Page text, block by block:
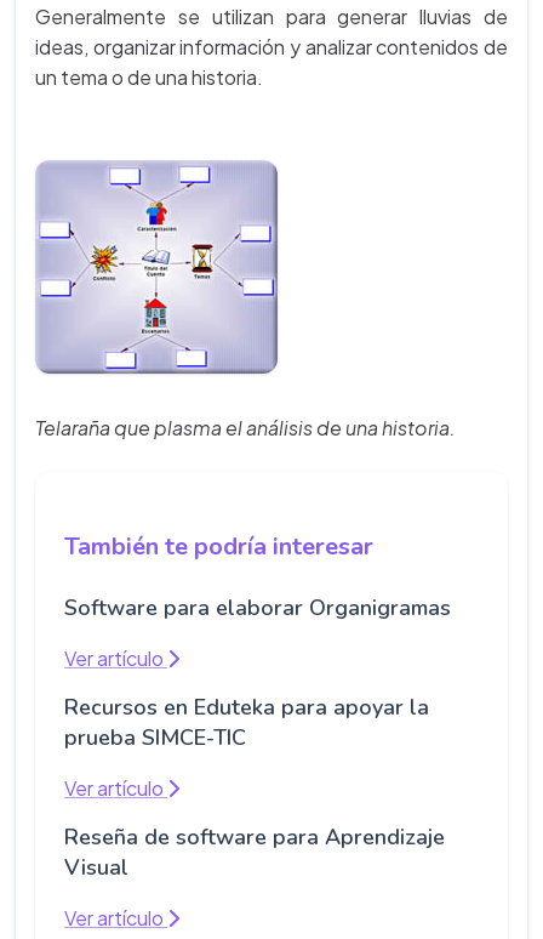
Generalmente se utilizan para generar lluvias de
ideas, organizar información y analizar contenidos de
un tema o de una historia.
Telaraña que plasma el análisis de una historia.
También te podría interesar
Software para elaborar Organigramas
Ver artículo
Recursos en Eduteka para apoyar la
prueba SIMCE-TIC
Ver artículo
Reseña de software para Aprendizaje
Visual
Ver artículo